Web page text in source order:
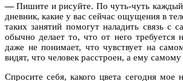
—Пишите и рисуйте. По чуть-чуть каждый
дневник, какие у вас сейчас ощущения в
таких занятий помогут наладить связь с
обычно делает то, что от него требуется
даже не понимает, что чувствует на
видят, что человек расстроен, а ему
Спросите себя, какого цвета сегодня мое